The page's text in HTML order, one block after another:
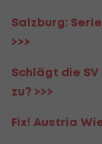
Salzburg:
>>>
Schlägt die
zu? >>>
Fix! Austria